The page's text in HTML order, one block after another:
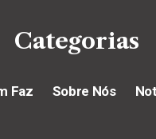
Categorias
Faz Sobre Nós